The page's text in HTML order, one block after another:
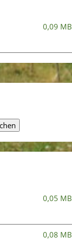
0,09 MB
0,05 MB
0,08 MB